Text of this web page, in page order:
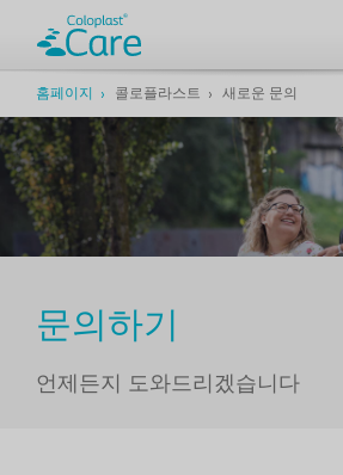
홈페이지 콜로플라스트 새로운 문의
문의하기
언제든지 도와드리겠습니다